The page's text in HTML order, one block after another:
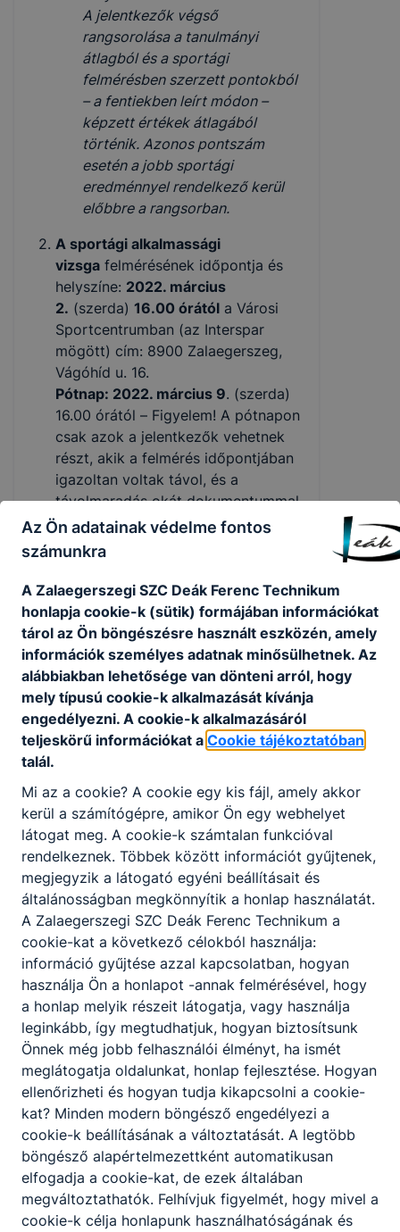
A jelentkezők végső
rangsorolásaa tanulmányi
átlagból és a sport­ági
felmérésben szerzett pontokból
– a fentiekben leírt módon –
képzett értékek átlagából
történik. Azonos pontszám
esetén a jobb sportági
eredménnyel rendelkező kerül
előbbre a rangsorban.
A sportági alkalmassági
vizsga felmérésének időpontja és
helyszíne: 2022. március
2. (szerda) 16.00 órától a Városi
Sportcentrum­ban (az Interspar
mögött) cím: 8900 Zalaegerszeg,
Vágóhíd u. 16.
Pótnap: 2022. március 9. (szerda)
16.00 órától – Figyelem! A pótnapon
csak azok a jelentkezők vehetnek
részt, akik a felmérés időpontjában
igazoltan voltak távol, és a
távolmaradás okát dokumentummal
hitelt érdemlően alá tudják
támasztani.
elsősorban jelenléti formában, vagy a
járványhelyzet alakulásának
függvényében - szükség szerint - online
felületen, az iskola weboldalán
meghirdetett módon.
Kód
Időpont Helye
1211
2021.
15 00
Zalaegerszeg,
1215
2021.
november 15.
15 00
Zalaegerszeg,
Göcseji út. 16.
1212
2021.
november 16.
15 00
Zalaegerszeg,
Göcseji út. 16.
1213
2021.
november 17.
15 00
Zalaegerszeg,
Göcseji út. 16.
1214
2021.
november 18.
15 00
Zalaegerszeg,
Göcseji út. 16.
Szakképző iskolai képzések
Belső
kód
Ágazat
Választ­
ható
nyelv
Egyéb
információ.
(megszerezhető
szakma)
létszám
Az Ön adatainak védelme fontos
számunkra
A Zalaegerszegi SZC Deák Ferenc Technikum
honlapja cookie-k (sütik) formájában információkat
tárol az Ön böngészésre használt eszközén, amely
információk személyes adatnak minősülhetnek. Az
alábbiakban lehetősége van dönteni arról, hogy
mely típusú cookie-k alkalmazását kívánja
engedélyezni. A cookie-k alkalmazásáról
teljeskörű információkat a Cookie tájékoztatóban
talál.
Mi az a cookie? A cookie egy kis fájl, amely akkor
kerül a számítógépre, amikor Ön egy webhelyet
látogat meg. A cookie-k számtalan funkcióval
rendelkeznek. Többek között információt gyűjtenek,
megjegyzik a látogató egyéni beállításait és
általánosságban megkönnyítik a honlap használatát.
A Zalaegerszegi SZC Deák Ferenc Technikum a
cookie-kat a következő célokból használja:
információ gyűjtése azzal kapcsolatban, hogyan
használja Ön a honlapot -annak felmérésével, hogy
a honlap melyik részeit látogatja, vagy használja
leginkább, így megtudhatjuk, hogyan biztosítsunk
Önnek még jobb felhasználói élményt, ha ismét
meglátogatja oldalunkat, honlap fejlesztése. Hogyan
ellenőrizheti és hogyan tudja kikapcsolni a cookie-
kat? Minden modern böngésző engedélyezi a
cookie-k beállításának a változtatását. A legtöbb
böngésző alapértelmezettként automatikusan
elfogadja a cookie-kat, de ezek általában
megváltoztathatók. Felhívjuk figyelmét, hogy mivel a
cookie-k célja honlapunk használhatóságának és